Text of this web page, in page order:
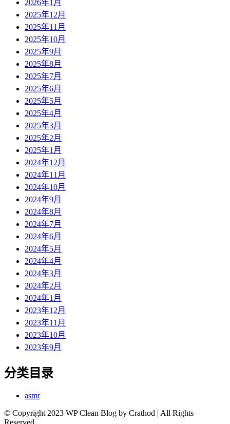
2026年1月
2025年12月
2025年11月
2025年10月
2025年9月
2025年8月
2025年7月
2025年6月
2025年5月
2025年4月
2025年3月
2025年2月
2025年1月
2024年12月
2024年11月
2024年10月
2024年9月
2024年8月
2024年7月
2024年6月
2024年5月
2024年4月
2024年3月
2024年2月
2024年1月
2023年12月
2023年11月
2023年10月
2023年9月
分类目录
asmr
© Copyright 2023 WP Clean Blog by Crathod | All Rights